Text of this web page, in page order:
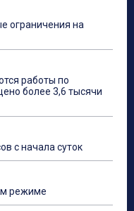
ограничения на
работы по
более 3,6 тысячи
с начала суток
режиме